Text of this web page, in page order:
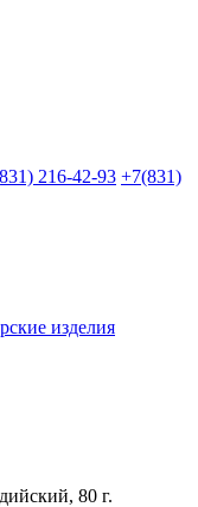
216-42-93 +7(831)
изделия
80 г.